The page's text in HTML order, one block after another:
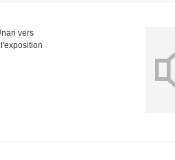
vers